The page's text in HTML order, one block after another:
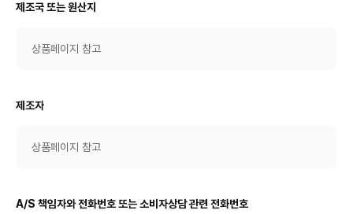
제조국 또는 원산지
상품페이지 참고
제조자
상품페이지 참고
A/S 책임자와 전화번호 또는 소비자상담 관련 전화번호